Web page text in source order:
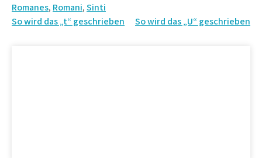
Romanes, Romani,Sinti
Beitrags-
So wird das „t“ geschrieben So wird das „U“ geschrieben